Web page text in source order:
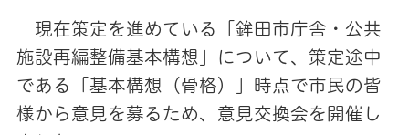
現在策定を進めている「鉾田市庁舎・公共
施設再編整備基本構想」について、策定途中
である「基本構想（骨格）」時点で市民の皆
様から意見を募るため、意見交換会を開催し